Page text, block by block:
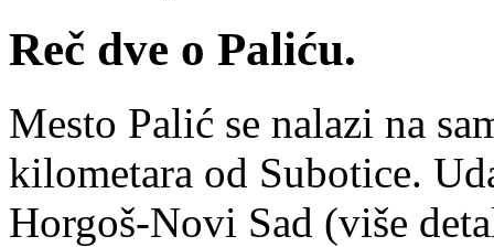
Reč dve o Paliću.
Mesto Palić se nalazi na
kilometara od Subotice.
Horgoš-Novi Sad (više